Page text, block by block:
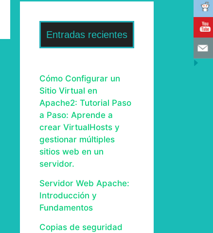
Entradas recientes
Cómo Configurar un
Sitio Virtual en
Apache2: Tutorial Paso
a Paso: Aprende a
crear VirtualHosts y
gestionar múltiples
sitios web en un
servidor.
Servidor Web Apache:
Introducción y
Fundamentos
Copias de seguridad